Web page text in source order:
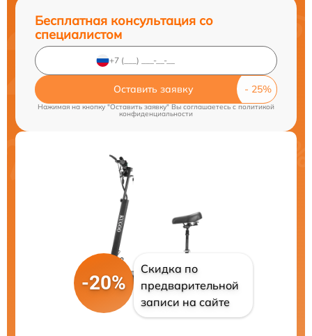
Бесплатная консультация со
специалистом
Оставить заявку
Нажимая на кнопку "Оставить заявку" Вы соглашаетесь cполитикой
конфиденциальности
-20%
Скидка по
предварительной
записи на сайте